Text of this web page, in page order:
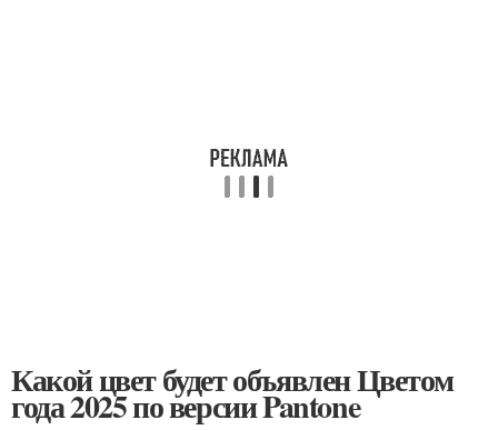
Какой цвет будет объявлен Цветом
года 2025 по версии Pantone